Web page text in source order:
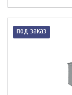
под заказ